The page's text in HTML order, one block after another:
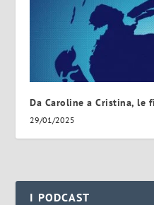
Da Caroline a Cristina, le
29/01/2025
I PODCAST